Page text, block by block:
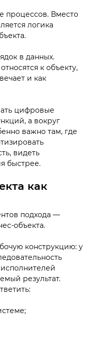
процессов. Вместо
логика
в данных.
к объекту,
и как
цифровые
а вокруг
важно там, где
видеть
быстрее.
как
подхода —
объекта.
конструкцию: у
результат.